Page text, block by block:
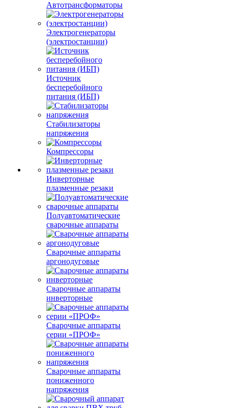
Автотрансформаторы
Электрогенераторы
(электростанции)
Источник
бесперебойного
питания (ИБП)
Стабилизаторы
напряжения
Компрессоры
Инверторные
плазменные резаки
Полуавтоматические
сварочные аппараты
Сварочные аппараты
аргонодуговые
Сварочные аппараты
инверторные
Сварочные аппараты
серии «ПРОФ»
Сварочные аппараты
пониженного
напряжения